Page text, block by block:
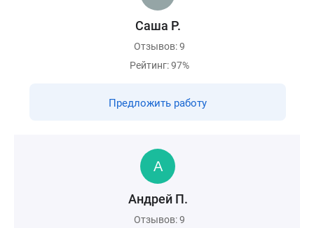
Саша Р.
Отзывов: 9
Рейтинг: 97%
Предложить работу
Андрей П.
Отзывов: 9